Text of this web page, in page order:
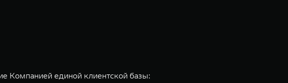
Компанией единой клиентской базы: